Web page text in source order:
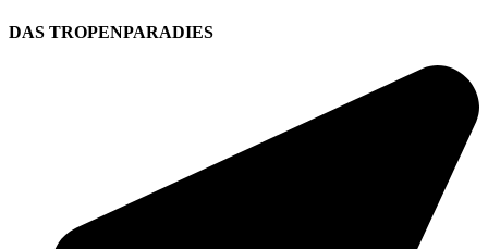
DAS TROPENPARADIES